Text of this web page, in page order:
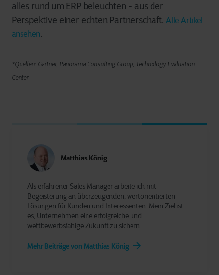
alles rund um ERP beleuchten - aus der
Perspektive einer echten Partnerschaft. Alle Artikel
ansehen.
*Quellen: Gartner, Panorama Consulting Group, Technology Evaluation
Center
Matthias König
Als erfahrener Sales Manager arbeite ich mit
Begeisterung an überzeugenden, wertorientierten
Lösungen für Kunden und Interessenten. Mein Ziel ist
es, Unternehmen eine erfolgreiche und
wettbewerbsfähige Zukunft zu sichern.
Mehr Beiträge von Matthias König